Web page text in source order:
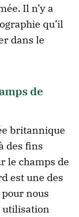
Il n’y a
qu’il
dans le
de
britannique
des fins
le champs de
est une des
nous
utilisation